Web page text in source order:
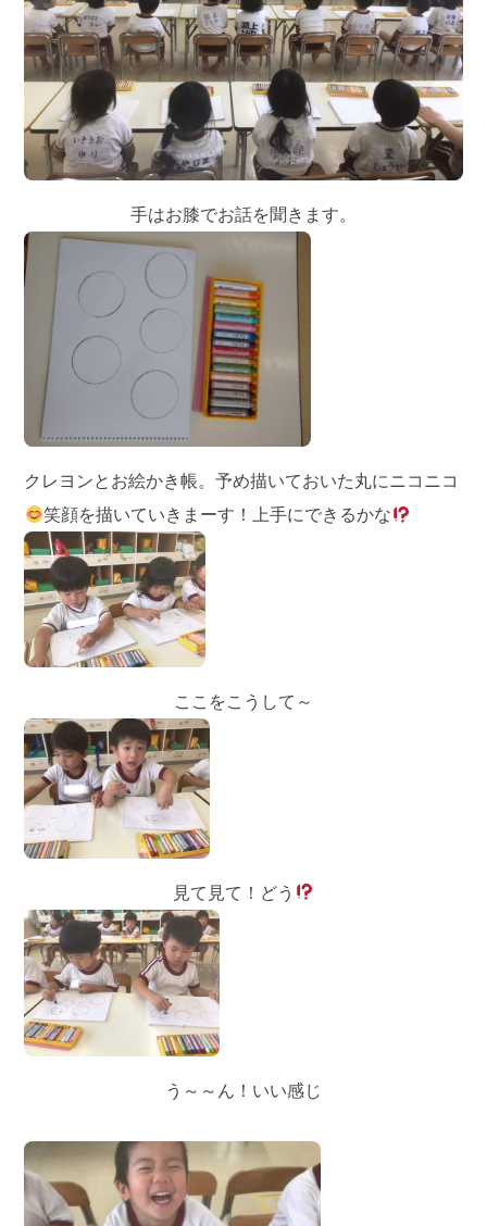
手はお膝でお話を聞きます。
クレヨンとお絵かき帳。予め描いておいた丸にニコニコ
笑顔を描いていきまーす！上手にできるかな
ここをこうして～
見て見て！どう
う～～ん！いい感じ